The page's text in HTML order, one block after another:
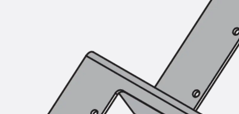
Ankerschiene JTA RF W
Ankerschiene JXA W, gezahnt
Ankerschiene JXA PC W, gezahnt
Ankerschiene JZA K, gezahnt
Montageschienen
Zurück Montageschienen
Montageschiene JM W
Montageschiene JM K